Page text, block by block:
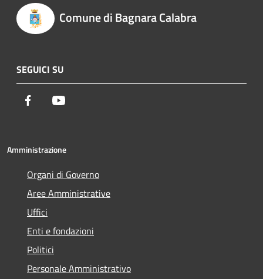
Comune di Bagnara Calabra
SEGUICI SU
Facebook
Amministrazione
Organi di Governo
Aree Amministrative
Uffici
Enti e fondazioni
Politici
Personale Amministrativo